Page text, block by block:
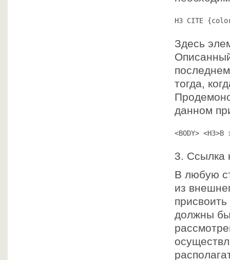
H3 CITE
Здесь
тогда,
данном
<BODY>
3. Ссылка
В любую
из
должны